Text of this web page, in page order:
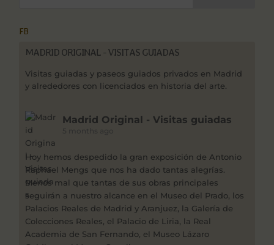
FB
MADRID ORIGINAL - VISITAS GUIADAS
Visitas guiadas y paseos guiados privados en Madrid
y alrededores con licenciados en historia del arte.
Madrid Original - Visitas guiadas
Hoy hemos despedido la gran exposición de Antonio
Raphael Mengs que nos ha dado tantas alegrías.
Menos mal que tantas de sus obras principales
seguirán a nuestro alcance en el Museo del Prado, los
Palacios Reales de Madrid y Aranjuez, la Galería de
Colecciones Reales, el Palacio de Liria, la Real
Academia de San Fernando, el Museo Lázaro